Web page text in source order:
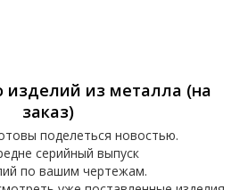
изделий из металла (на
заказ)
поделеться новостью.
серийный выпуск
по вашим чертежам.